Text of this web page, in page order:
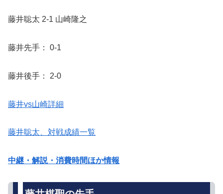
藤井聡太 2-1 山崎隆之
藤井先手： 0-1
藤井後手： 2-0
藤井vs山崎詳細
藤井聡太、対戦成績一覧
中継・解説・消費時間ほか情報